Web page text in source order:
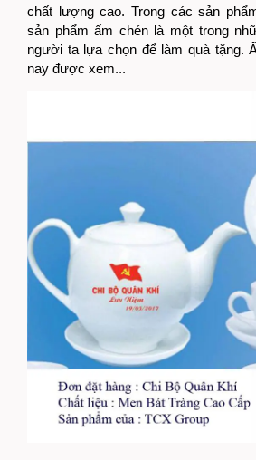
chất lượng cao. Trong các sản
sản phẩm ấm chén là một trong
người ta lựa chọn để làm quà tặng.
nay được xem...